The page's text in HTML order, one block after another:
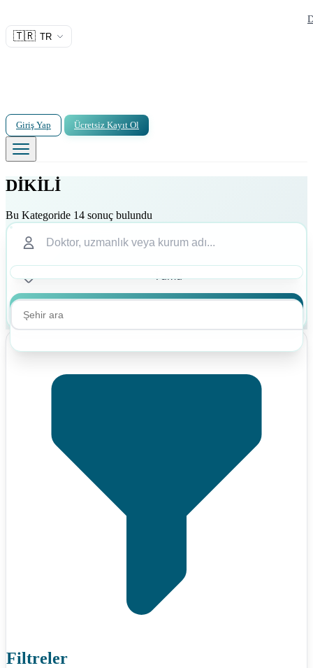
🇹🇷 TR
Giriş Yap Ücretsiz Kayıt Ol
DİKİLİ
Bu Kategoride 14 sonuç bulundu
Filtreler